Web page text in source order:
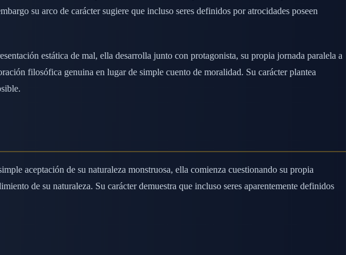
su arco de carácter sugiere que incluso seres definidos por atrocidades poseen
estática de mal, ella desarrolla junto con protagonista, su propia jornada paralela a
filosófica genuina en lugar de simple cuento de moralidad. Su carácter plantea
aceptación de su naturaleza monstruosa, ella comienza cuestionando su propia
de su naturaleza. Su carácter demuestra que incluso seres aparentemente definidos